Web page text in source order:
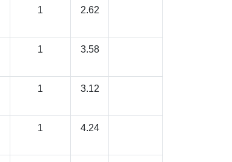
1 2.62
1 3.58
1 3.12
1 4.24